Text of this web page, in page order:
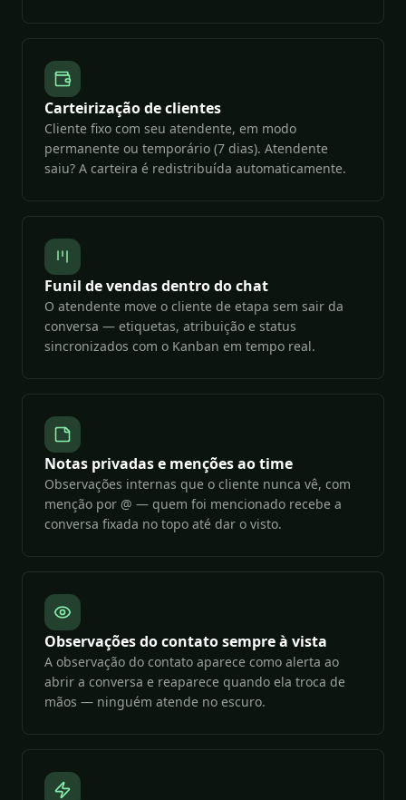
Carteirização de clientes
Cliente fixo com seu atendente, em modo
permanente ou temporário (7 dias). Atendente
saiu? A carteira é redistribuída automaticamente.
Funil de vendas dentro do chat
O atendente move o cliente de etapa sem sair da
conversa — etiquetas, atribuição e status
sincronizados com o Kanban em tempo real.
Notas privadas e menções ao time
Observações internas que o cliente nunca vê, com
menção por @ — quem foi mencionado recebe a
conversa fixada no topo até dar o visto.
Observações do contato sempre à vista
A observação do contato aparece como alerta ao
abrir a conversa e reaparece quando ela troca de
mãos — ninguém atende no escuro.